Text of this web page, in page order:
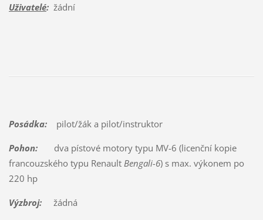
Uživatelé:žádní
Posádka:pilot/žák a pilot/instruktor
Pohon:dva pístové motory typu MV-6 (licenční kopie
francouzského typu Renault Bengali-6) s max. výkonem po
220 hp
Výzbroj:žádná